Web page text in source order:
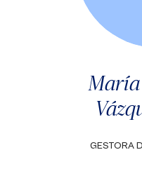
GESTORA